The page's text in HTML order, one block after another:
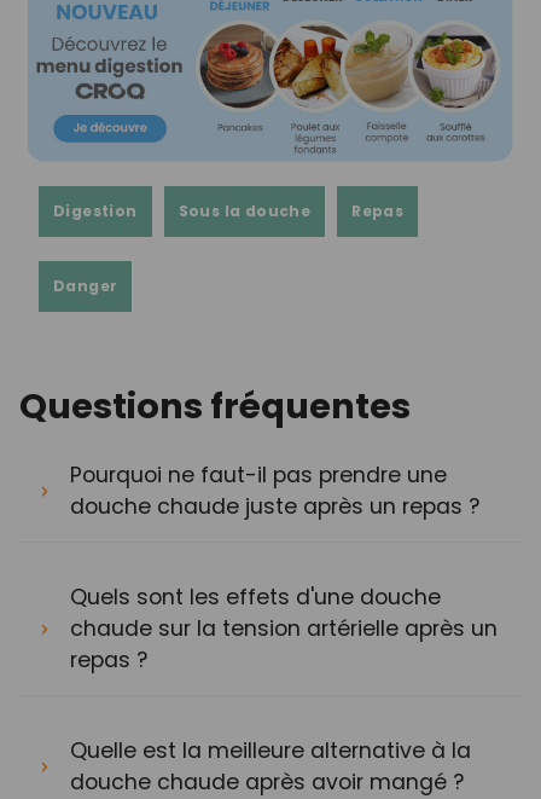
Digestion Sous la douche Repas
Danger
Questions fréquentes
Pourquoi ne faut-il pas prendre une
douche chaude juste après un repas ?
Quels sont les effets d'une douche
chaude sur la tension artérielle après un
repas ?
Quelle est la meilleure alternative à la
douche chaude après avoir mangé ?